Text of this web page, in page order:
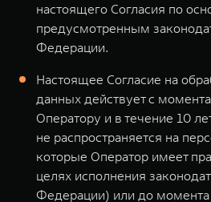
настоящего Согласия по
предусмотренным
Федерации.
Настоящее Согласие на
данных действует с
Оператору и в течение 10
не распространяется на
которые Оператор имеет
целях исполнения
Федерации) или до момента